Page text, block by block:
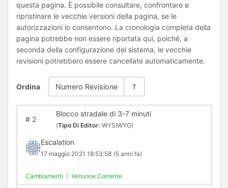
questa pagina. È possibile consultare, confrontare e
ripristinare le vecchie versioni della pagina, se le
autorizzazioni lo consentono. La cronologia completa della
pagina potrebbe non essere riportata qui, poiché, a
seconda della configurazione del sistema, le vecchie
revisioni potrebbero essere cancellate automaticamente.
Ordina Numero Revisione
#2
Blocco stradale di 3-7 minuti
(Tipo Di Editor: WYSIWYG)
Escalation
17 maggio 2021 18:53:58 (5 anni fa)
Cambiamenti Versione Corrente